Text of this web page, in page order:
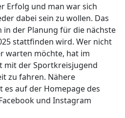
Erfolg und man war sich
dabei sein zu wollen. Das
in der Planung für die nächste
stattfinden wird. Wer nicht
warten möchte, hat im
mit der Sportkreisjugend
zu fahren. Nähere
auf der Homepage des
und Instagram